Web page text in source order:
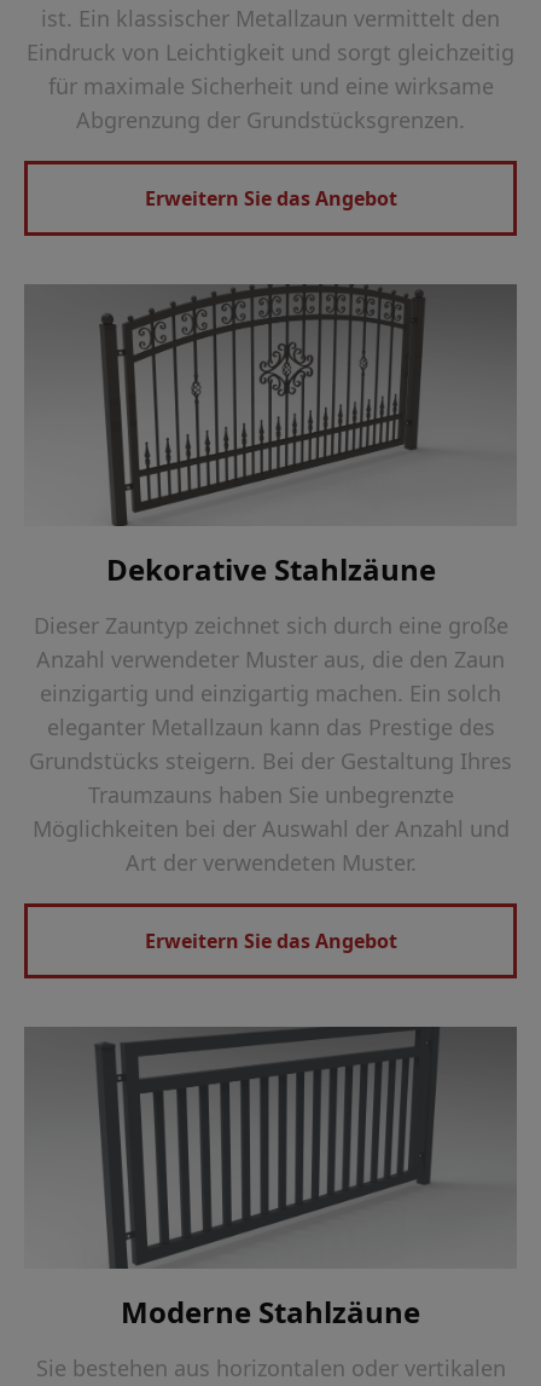
ist. Ein klassischer Metallzaun vermittelt den
Eindruck von Leichtigkeit und sorgt gleichzeitig
für maximale Sicherheit und eine wirksame
Abgrenzung der Grundstücksgrenzen.
Erweitern Sie das Angebot
Dekorative Stahlzäune
Dieser Zauntyp zeichnet sich durch eine große
Anzahl verwendeter Muster aus, die den Zaun
einzigartig und einzigartig machen. Ein solch
eleganter Metallzaun kann das Prestige des
Grundstücks steigern. Bei der Gestaltung Ihres
Traumzauns haben Sie unbegrenzte
Möglichkeiten bei der Auswahl der Anzahl und
Art der verwendeten Muster.
Erweitern Sie das Angebot
Moderne Stahlzäune
Sie bestehen aus horizontalen oder vertikalen